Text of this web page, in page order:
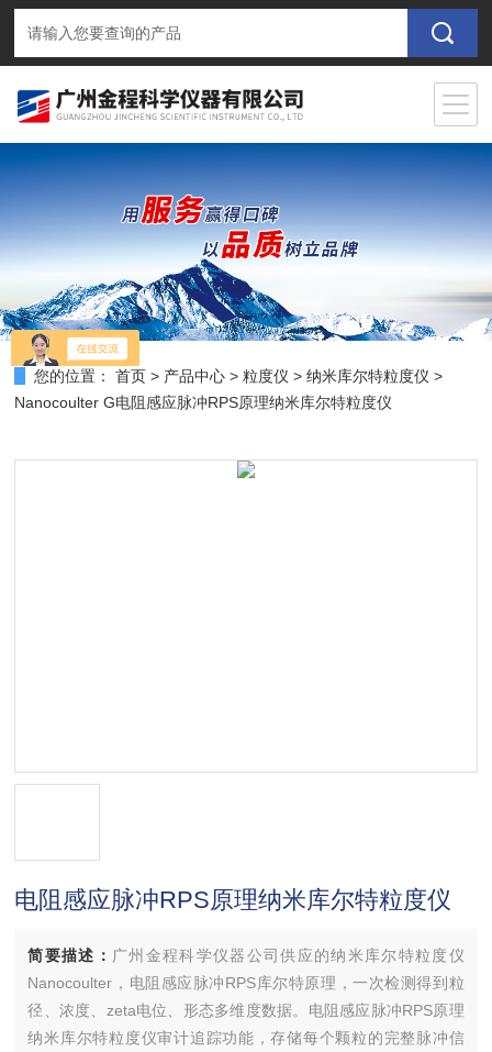
您的位置： 首页 > 产品中心 >粒度仪 >纳米库尔特粒度仪 >
Nanocoulter G电阻感应脉冲RPS原理纳米库尔特粒度仪
电阻感应脉冲RPS原理纳米库尔特粒度仪
简要描述： 广州金程科学仪器公司供应的纳米库尔特粒度仪
Nanocoulter，电阻感应脉冲RPS库尔特原理，一次检测得到粒
径、浓度、zeta电位、形态多维度数据。电阻感应脉冲RPS原理
纳米库尔特粒度仪审计追踪功能，存储每个颗粒的完整脉冲信